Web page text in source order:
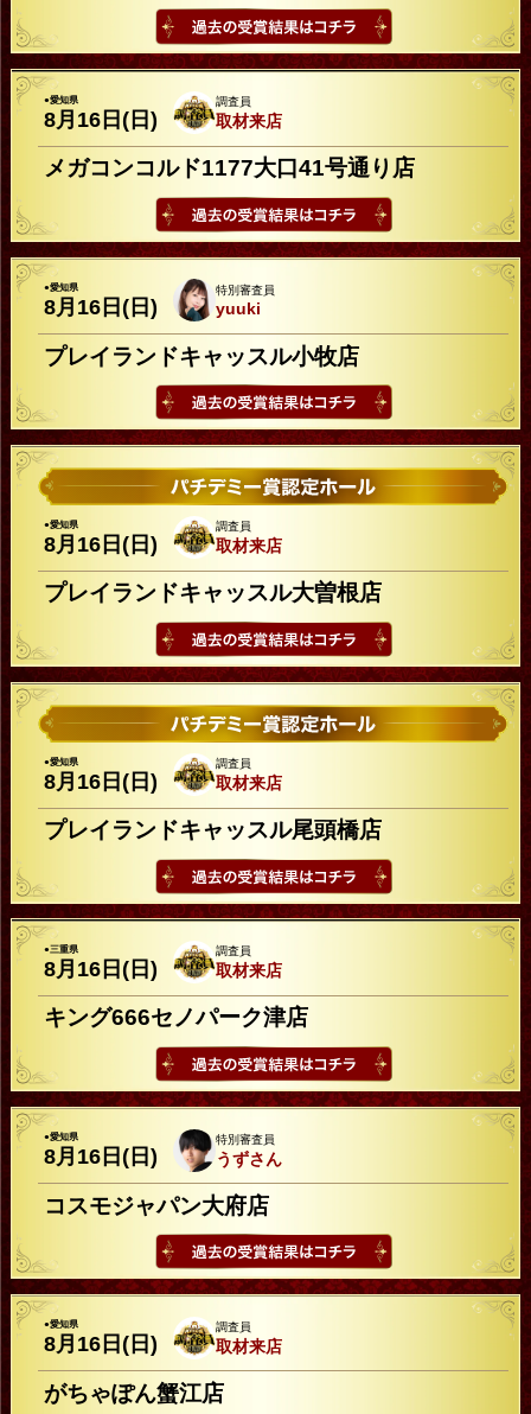
●愛知県
8月16日(日)
調査員
取材来店
メガコンコルド1177大口41号通り店
●愛知県
8月16日(日)
特別審査員
yuuki
プレイランドキャッスル小牧店
●愛知県
8月16日(日)
調査員
取材来店
プレイランドキャッスル大曽根店
●愛知県
8月16日(日)
調査員
取材来店
プレイランドキャッスル尾頭橋店
●三重県
8月16日(日)
調査員
取材来店
キング666セノパーク津店
●愛知県
8月16日(日)
特別審査員
うずさん
コスモジャパン大府店
●愛知県
8月16日(日)
調査員
取材来店
がちゃぽん蟹江店